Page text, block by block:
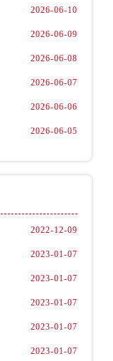
2026-06-10
2026-06-09
2026-06-08
2026-06-07
2026-06-06
2026-06-05
2022-12-09
2023-01-07
2023-01-07
2023-01-07
2023-01-07
2023-01-07